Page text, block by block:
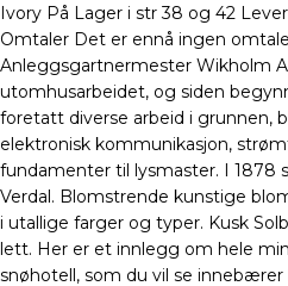
Ivory På Lager i str 38 og 42
Omtaler Det er ennå ingen
Anleggsgartnermester Wikholm
utomhusarbeidet, og siden
foretatt diverse arbeid i grunnen,
elektronisk kommunikasjon,
fundamenter til lysmaster. I 1878
Verdal. Blomstrende kunstige
i utallige farger og typer. Kusk
lett. Her er et innlegg om hele
snøhotell, som du vil se